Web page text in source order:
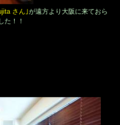
さん｣が遠方より大阪に来ておら
た！！